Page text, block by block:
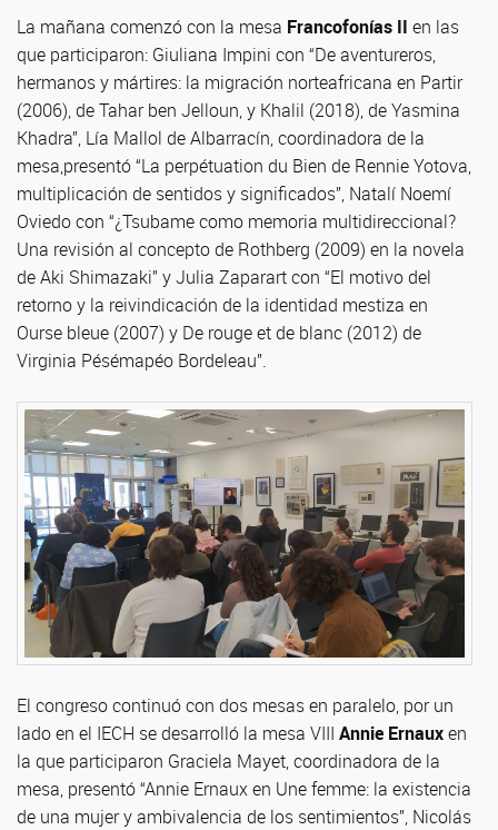
La mañana comenzó con la mesa Francofonías II en las
que participaron: Giuliana Impini con “De aventureros,
hermanos y mártires: la migración norteafricana en Partir
(2006), de Tahar ben Jelloun, y Khalil (2018), de Yasmina
Khadra”, Lía Mallol de Albarracín, coordinadora de la
mesa,presentó “La perpétuation du Bien de Rennie Yotova,
multiplicación de sentidos y significados”, Natalí Noemí
Oviedo con “¿Tsubame como memoria multidireccional?
Una revisión al concepto de Rothberg (2009) en la novela
de Aki Shimazaki” y Julia Zaparart con “El motivo del
retorno y la reivindicación de la identidad mestiza en
Ourse bleue (2007) y De rouge et de blanc (2012) de
Virginia Pésémapéo Bordeleau”.
El congreso continuó con dos mesas en paralelo, por un
lado en el IECH se desarrolló la mesa VIII Annie Ernauxen
la que participaron Graciela Mayet, coordinadora de la
mesa, presentó “Annie Ernaux en Une femme: la existencia
de una mujer y ambivalencia de los sentimientos”, Nicolás